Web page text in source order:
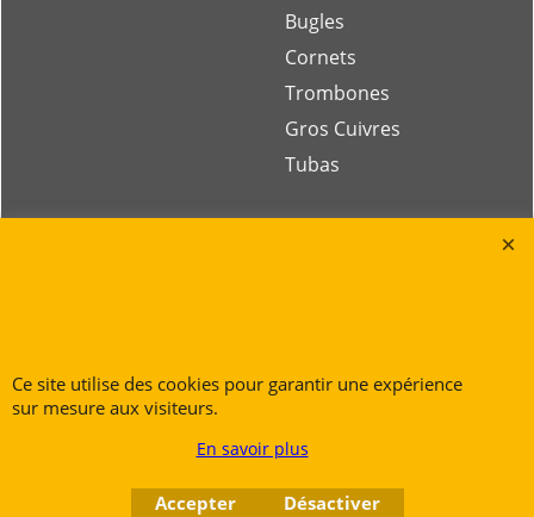
Bugles
Cornets
Trombones
Gros Cuivres
Tubas
@.contact@ruedesvents.com
Au capital de 10000€ - N°BE1007294916
eCommerce ShopFactory
Ce site utilise des cookies pour garantir une expérience
sur mesure aux visiteurs.
En savoir plus
Accepter Désactiver